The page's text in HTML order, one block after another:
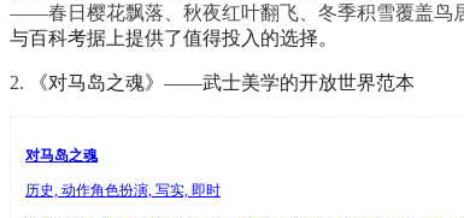
——春日樱花飘落、秋夜红叶翻飞、冬季积雪覆盖鸟
与百科考据上提供了值得投入的选择。
2. 《对马岛之魂》——武士美学的开放世界范本
对马岛之魂
历史, 动作角色扮演, 写实, 即时